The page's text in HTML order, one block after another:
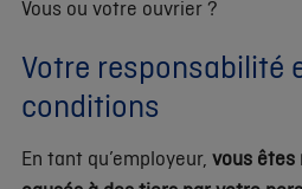
Vous ou votre ouvrier ?
Votre responsabilité
conditions
En tant qu’employeur, vous êtes